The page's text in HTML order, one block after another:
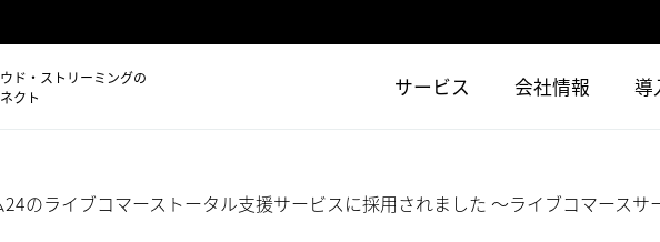
ド・ストリーミングの
クト
サービス 会社情報 導
のライブコマーストータル支援サービスに採用されました ～ライブコマース